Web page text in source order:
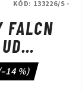
FALCN
%)
KÓD: 133226/S -